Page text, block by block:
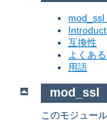
mod_ssl
互換性
よくあ
用語
mod_ssl
このモジュー